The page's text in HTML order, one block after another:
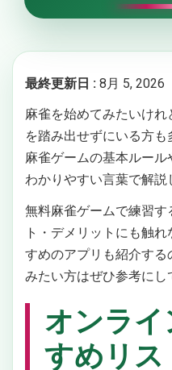
最終更新日 : 8月 5, 2026
麻雀を始めてみたいけ
を踏み出せずにいる方
麻雀ゲームの基本ルー
わかりやすい言葉で解説
無料麻雀ゲームで練習
ト・デメリットにも触
すめのアプリも紹介す
みたい方はぜひ参考にし
オンラ
すめリ